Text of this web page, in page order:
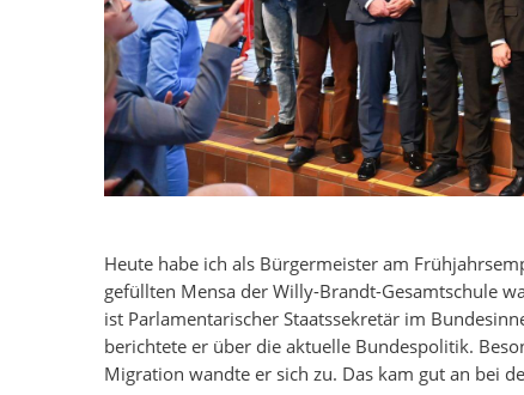
Heute habe ich als Bürgermeister am
gefüllten Mensa der Willy-Brandt-Gesamtschule
ist Parlamentarischer Staatssekretär im
berichtete er über die aktuelle Bundespolitik.
Migration wandte er sich zu. Das kam gut an bei